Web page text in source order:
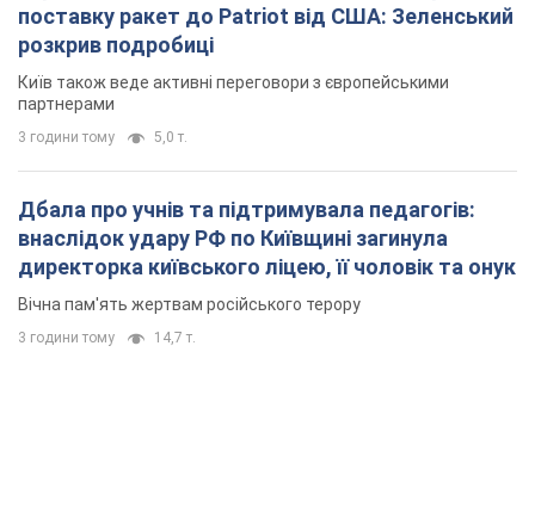
поставку ракет до Patriot від США: Зеленський
розкрив подробиці
Київ також веде активні переговори з європейськими
партнерами
3 години тому 5,0 т.
Дбала про учнів та підтримувала педагогів:
внаслідок удару РФ по Київщині загинула
директорка київського ліцею, її чоловік та онук
Вічна пам'ять жертвам російського терору
3 години тому 14,7 т.